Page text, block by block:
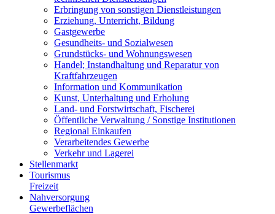
Erbringung von sonstigen Dienstleistungen
Erziehung, Unterricht, Bildung
Gastgewerbe
Gesundheits- und Sozialwesen
Grundstücks- und Wohnungswesen
Handel; Instandhaltung und Reparatur von
Kraftfahrzeugen
Information und Kommunikation
Kunst, Unterhaltung und Erholung
Land- und Forstwirtschaft, Fischerei
Öffentliche Verwaltung / Sonstige Institutionen
Regional Einkaufen
Verarbeitendes Gewerbe
Verkehr und Lagerei
Stellenmarkt
Tourismus
Freizeit
Nahversorgung
Gewerbeflächen